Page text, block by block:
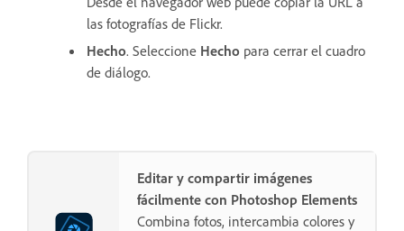
las fotografías de Flickr.
Hecho. Seleccione Hecho para cerrar el cuadro
de diálogo.
Editar y compartir imágenes
fácilmente con Photoshop Elements
Combina fotos, intercambia colores y